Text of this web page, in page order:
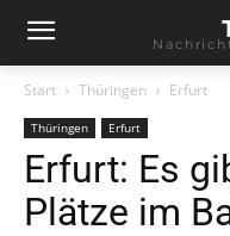
Start Thüringen Erfurt
Thüringen Erfurt
Erfurt: Es
Plätze im